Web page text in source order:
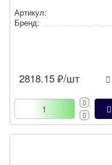
Артикул:
Бренд:
2818.15 ₽/шт